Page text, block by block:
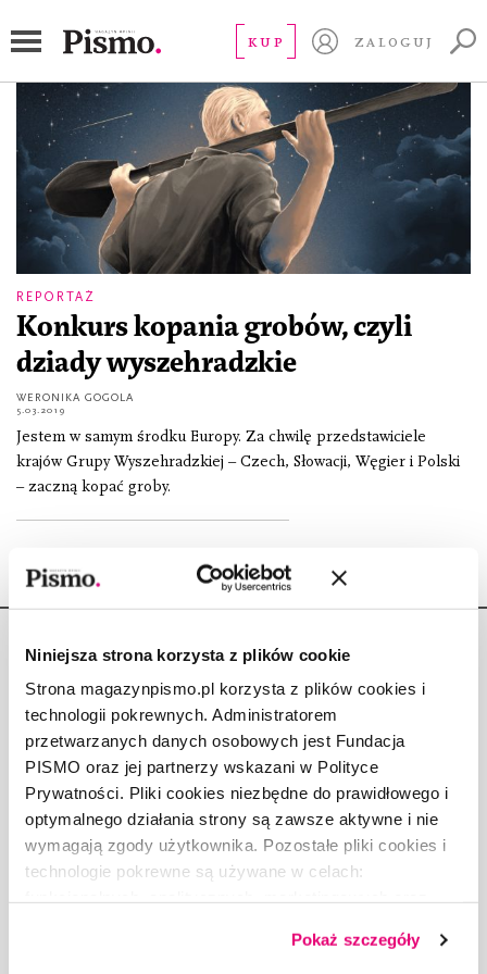
Niniejsza strona korzysta z plików cookie
Strona magazynpismo.pl korzysta z plików cookies i
technologii pokrewnych. Administratorem
przetwarzanych danych osobowych jest Fundacja
PISMO oraz jej partnerzy wskazani w Polityce
Prywatności. Pliki cookies niezbędne do prawidłowego i
optymalnego działania strony są zawsze aktywne i nie
wymagają zgody użytkownika. Pozostałe pliki cookies i
technologie pokrewne są używane w celach:
dobrowolną zgodę na pliki cookies i technologie
Pokaż szczegóły
KUP ZALOGUJ
Weronika Gogola
REPORTAŻ
Konkurs kopania grobów, czyli
dziady wyszehradzkie
WERONIKA GOGOLA
5.03.2019
Jestem w samym środku Europy. Za chwilę przedstawiciele
krajów Grupy Wyszehradzkiej – Czech, Słowacji, Węgier i Polski
– zaczną kopać groby.
Copyright © Fundacja Pismo
O „PIŚMIE”